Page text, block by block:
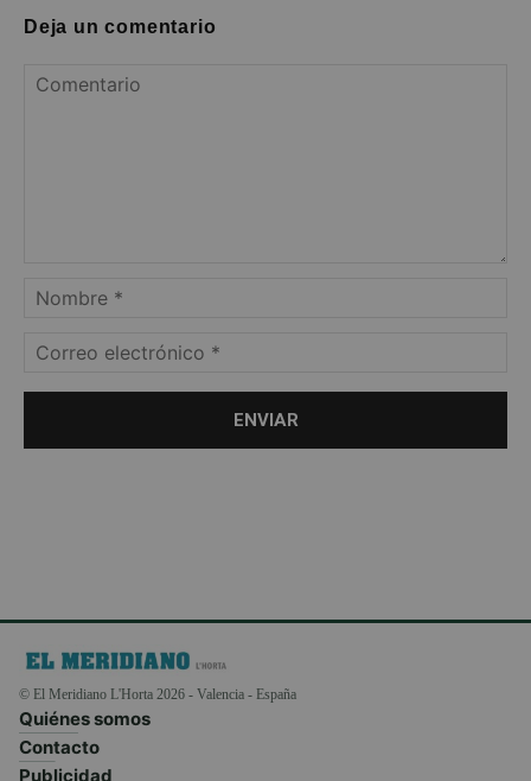
Deja un comentario
© El Meridiano L'Horta 2026 - Valencia - España
Quiénes somos
Contacto
Publicidad